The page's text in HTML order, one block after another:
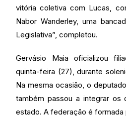
vitória coletiva com Lucas,
Nabor Wanderley, uma
Legislativa”, completou.
Gervásio Maia oficializou
quinta-feira (27), durante
Na mesma ocasião, o
também passou a integrar os
estado. A federação é formada